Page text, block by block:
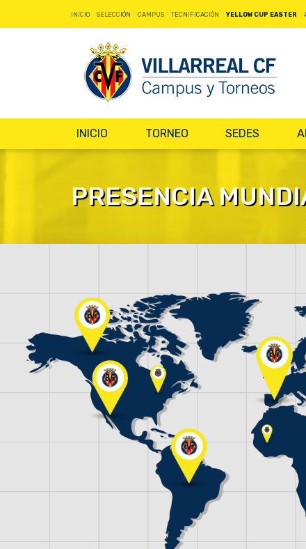
INICIO SELECCIÓN CAMPUS TECNIFICACIÓN YELLOW CUP EASTER
INICIO TORNEO SEDES
PRESENCIA